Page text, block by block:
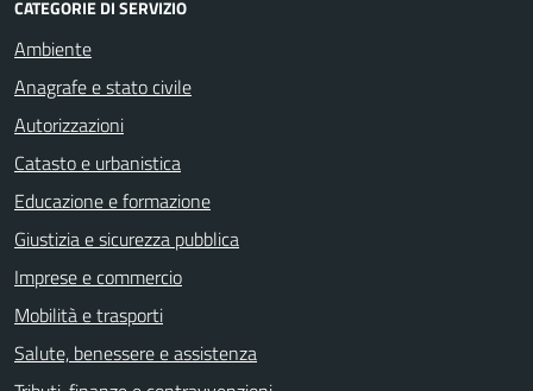
CATEGORIE DI SERVIZIO
Ambiente
Anagrafe e stato civile
Autorizzazioni
Catasto e urbanistica
Educazione e formazione
Giustizia e sicurezza pubblica
Imprese e commercio
Mobilità e trasporti
Salute, benessere e assistenza